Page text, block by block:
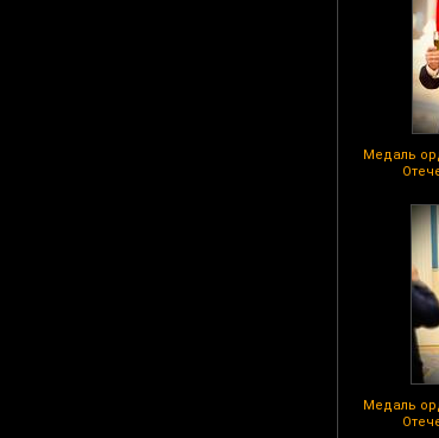
Медаль
Медаль